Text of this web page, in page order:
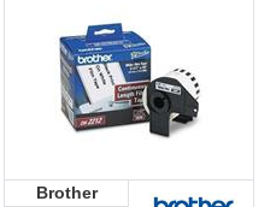
Brother Brother